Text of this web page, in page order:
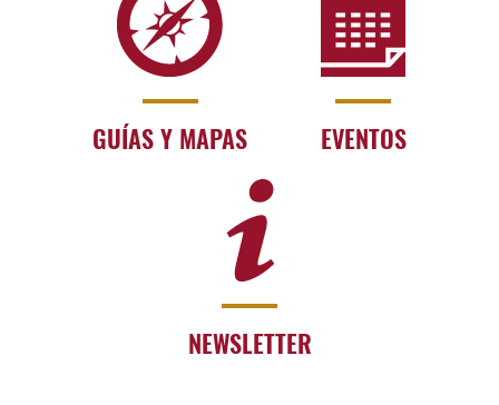
GUÍAS Y MAPAS EVENTOS
NEWSLETTER